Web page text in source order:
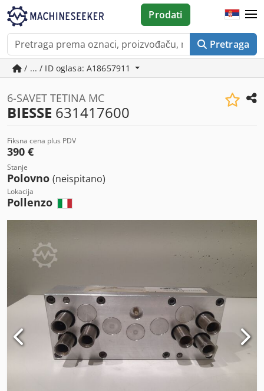
Pretraga
Prodati
/ ... / ID oglasa: A18657911
6-SAVET TETINA MC
BIESSE 631417600
Fiksna cena plus PDV
390 €
Stanje
Polovno (neispitano)
Lokacija
Pollenzo